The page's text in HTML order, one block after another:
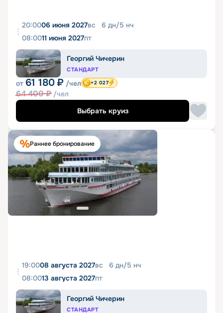
20:0006 июня 2027вс 6 дн/5 нч
08:0011 июня 2027пт
Георгий Чичерин
СТАНДАРТ
от 61 180 ₽ /чел
64 400₽ /чел
+2 027
Выбрать круиз
Раннее бронирование
19:0008 августа 2027вс 6 дн/5 нч
08:0013 августа 2027пт
Георгий Чичерин
СТАНДАРТ